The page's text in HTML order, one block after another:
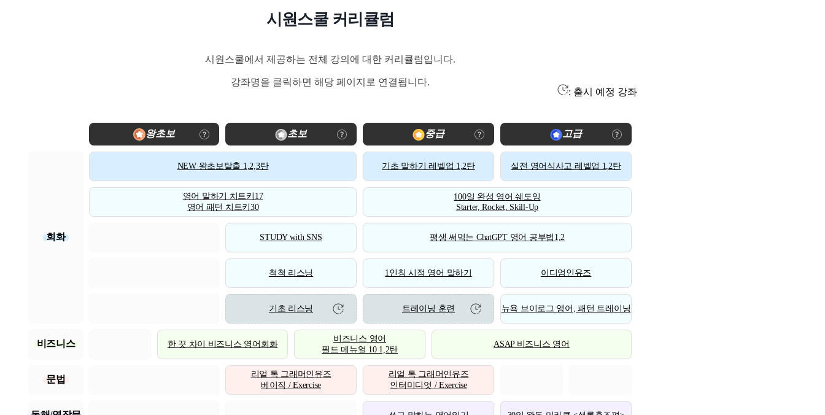
시원스쿨 커리큘럼
시원스쿨에서 제공하는 전체 강의에 대한 커리큘럼입니다.
강좌명을 클릭하면 해당 페이지로 연결됩니다.
: 출시 예정 강좌
왕초보 초보 중급 고급
회화
NEW 왕초보탈출 1,2,3탄 기초 말하기 레벨업 1,2탄 실전 영어식사고 레벨업 1,2탄
영어 말하기 치트키17
영어 패턴 치트키30
100일 완성 영어 쉐도잉
Starter, Rocket, Skill-Up
STUDY with SNS 평생 써먹는 ChatGPT 영어 공부법1,2
척척 리스닝 1인칭 시점 영어 말하기 이디엄인유즈
기초 리스닝 트레이닝 훈련 뉴욕 브이로그 영어, 패턴 트레이닝
비즈니스 한 끗 차이 비즈니스 영어회화
비즈니스 영어
필드 메뉴얼 10 1,2탄
ASAP 비즈니스 영어
문법
리얼 톡 그래머인유즈
베이직 / Exercise
리얼 톡 그래머인유즈
인터미디엇 / Exercise